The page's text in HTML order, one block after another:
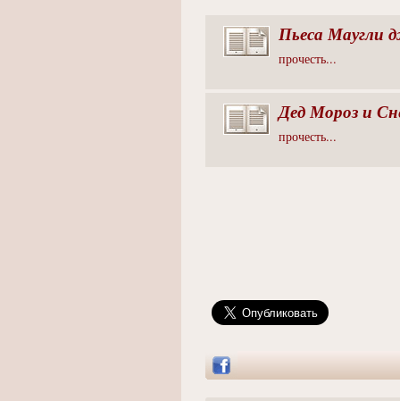
Пьеса Маугли
прочесть...
Дед Мороз и
прочесть...